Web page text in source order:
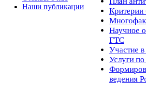
Наши публикации
Критерии
Научное
ГТС
Участие
Услуги
ведения